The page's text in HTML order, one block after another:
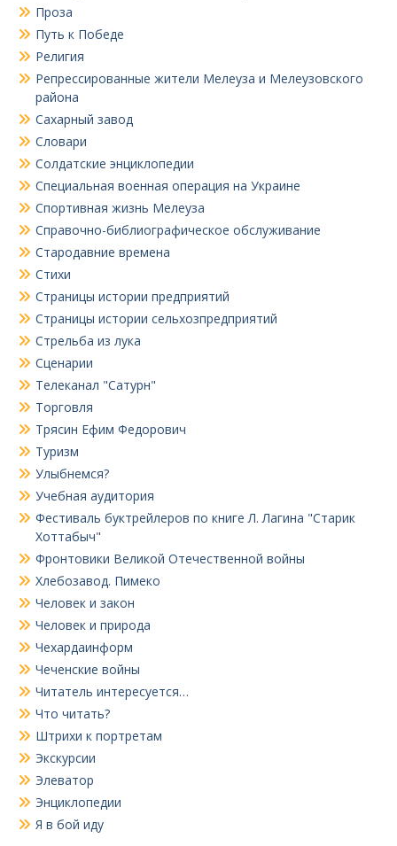
Проза
Путь к Победе
Религия
Репрессированные жители Мелеуза и Мелеузовского
района
Сахарный завод
Словари
Солдатские энциклопедии
Специальная военная операция на Украине
Спортивная жизнь Мелеуза
Справочно-библиографическое обслуживание
Стародавние времена
Стихи
Страницы истории предприятий
Страницы истории сельхозпредприятий
Стрельба из лука
Сценарии
Телеканал "Сатурн"
Торговля
Трясин Ефим Федорович
Туризм
Улыбнемся?
Учебная аудитория
Фестиваль буктрейлеров по книге Л. Лагина "Старик
Хоттабыч"
Фронтовики Великой Отечественной войны
Хлебозавод. Пимеко
Человек и закон
Человек и природа
Чехардаинформ
Чеченские войны
Читатель интересуется…
Что читать?
Штрихи к портретам
Экскурсии
Элеватор
Энциклопедии
Я в бой иду